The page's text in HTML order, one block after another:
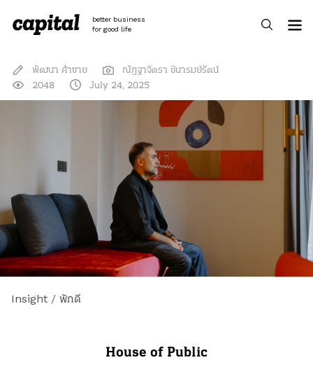
content
better business
for good life
พัฒนา ค้าขาย
ณัฎฐาจิตรา ชินารมย์รัตน์
2048
July 24, 2025
Insight / พักดี
House of Public